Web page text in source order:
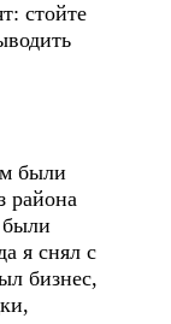
стойте
были
района
я снял с
бизнес,